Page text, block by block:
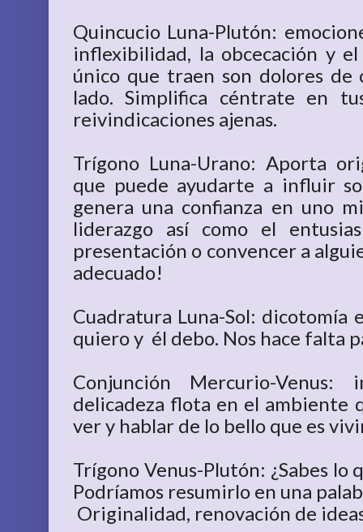
Quincucio Luna-Plutón:
inflexibilidad, la obcecación y
único que traen son dolores de
lado. Simplifica céntrate en
reivindicaciones ajenas.
Trígono Luna-Urano: Aporta
que puede ayudarte a influir
genera una confianza en uno
liderazgo así como el
presentación o convencer a
adecuado!
Cuadratura Luna-Sol:
quiero y él debo. Nos hace falta
Conjunción Mercurio-
delicadeza flota en el ambiente
ver y hablar de lo bello que es
Trígono Venus-Plutón: ¿Sabes
Podríamos resumirlo en una
Originalidad, renovación de